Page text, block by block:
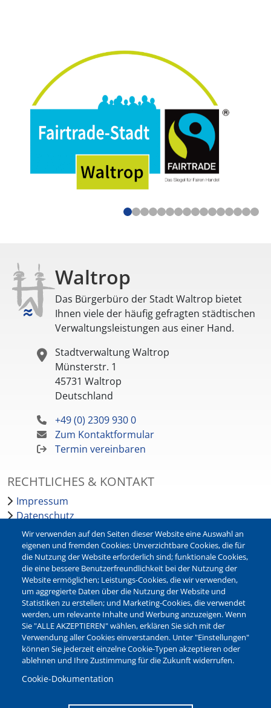
Waltrop
Das Bürgerbüro der Stadt Waltrop bietet
Ihnen viele der häufig gefragten städtischen
Verwaltungsleistungen aus einer Hand.
Stadtverwaltung Waltrop
Münsterstr. 1
45731 Waltrop
Deutschland
+49 (0) 2309 930 0
Zum Kontaktformular
Termin vereinbaren
RECHTLICHES & KONTAKT
Impressum
Datenschutz
Barrierefreiheit
Leichte Sprache
Bankverbindungen
Pressestelle
Kontakt
NEWSLETTER
Jetzt die verschiedenen Newsletter der Stadt Waltrop
abonnieren:
Newsletter verwalten
Wir verwenden auf den Seiten dieser Website eine Auswahl an
eigenen und fremden Cookies: Unverzichtbare Cookies, die für
die Nutzung der Website erforderlich sind; funktionale Cookies,
die eine bessere Benutzerfreundlichkeit bei der Nutzung der
Website ermöglichen; Leistungs-Cookies, die wir verwenden,
um aggregierte Daten über die Nutzung der Website und
Statistiken zu erstellen; und Marketing-Cookies, die verwendet
werden, um relevante Inhalte und Werbung anzuzeigen. Wenn
Sie "ALLE AKZEPTIEREN" wählen, erklären Sie sich mit der
Verwendung aller Cookies einverstanden. Unter "Einstellungen"
können Sie jederzeit einzelne Cookie-Typen akzeptieren oder
ablehnen und Ihre Zustimmung für die Zukunft widerrufen.
Cookie-Dokumentation